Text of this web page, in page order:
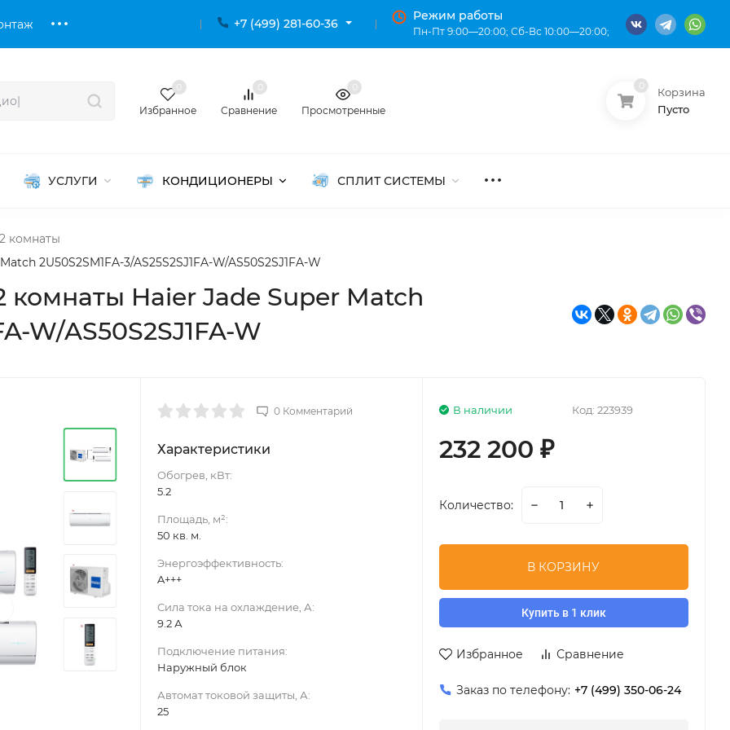
+7 (499) 281-60-36
Режим работы
Пн-Пт 9:00—20:00; Сб-Вс 10:00—20:00;
Избранное Сравнение Просмотренные
Корзина
Пусто
УСЛУГИ КОНДИЦИОНЕРЫ СПЛИТ СИСТЕМЫ
2 комнаты
2U50S2SM1FA-3/AS25S2SJ1FA-W/AS50S2SJ1FA-W
комнаты Haier Jade Super Match
W/AS50S2SJ1FA-W
0 Комментарий
Характеристики
Обогрев, кВт:
5.2
Площадь, м²:
50 кв. м.
Энергоэффективность:
A+++
Сила тока на охлаждение, А:
9.2 А
Подключение питания:
Наружный блок
Автомат токовой защиты, А:
25
Код: 223939
В наличии
232 200 ₽
Количество:
В КОРЗИНУ
Купить в 1 клик
Избранное Сравнение
Заказ по телефону: +7 (499) 350-06-24